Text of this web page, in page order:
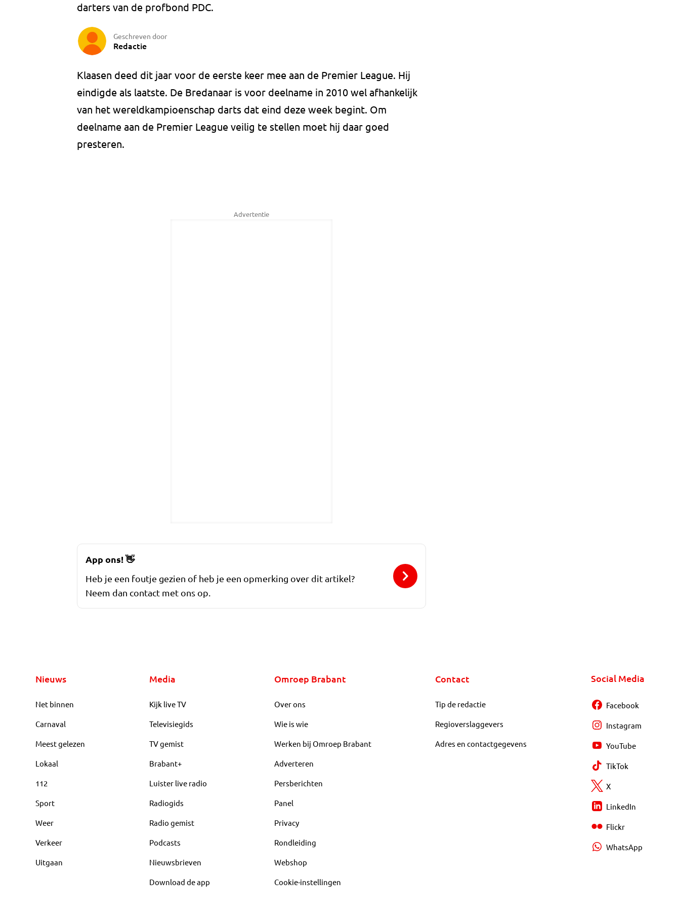
darters van de profbond PDC.
Geschreven door
Redactie
Klaasen deed dit jaar voor de eerste keer mee aan de Premier League. Hij
eindigde als laatste. De Bredanaar is voor deelname in 2010 wel afhankelijk
van het wereldkampioenschap darts dat eind deze week begint. Om
deelname aan de Premier League veilig te stellen moet hij daar goed
presteren.
Advertentie
App ons!👋
Heb je een foutje gezien of heb je een opmerking over dit artikel?
Neem dan contact met ons op.
Nieuws
Net binnen
Carnaval
Meest gelezen
Lokaal
112
Sport
Weer
Verkeer
Uitgaan
Media
Kijk live TV
Televisiegids
TV gemist
Brabant+
Luister live radio
Radiogids
Radio gemist
Podcasts
Nieuwsbrieven
Download de app
Omroep Brabant
Over ons
Wie is wie
Werken bij Omroep Brabant
Adverteren
Persberichten
Panel
Privacy
Rondleiding
Webshop
Cookie-instellingen
Contact
Tip de redactie
Regioverslaggevers
Adres en contactgegevens
Social Media
Facebook
Instagram
YouTube
TikTok
X
LinkedIn
Flickr
WhatsApp